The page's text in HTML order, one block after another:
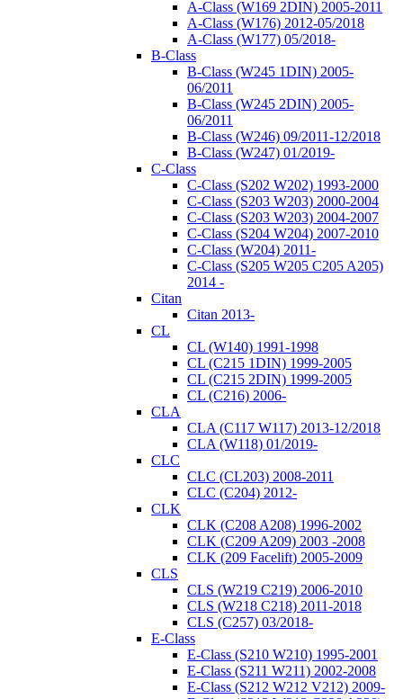
A-Class (W169 2DIN) 2005-2011
A-Class (W176) 2012-05/2018
A-Class (W177) 05/2018-
B-Class
B-Class (W245 1DIN) 2005-
06/2011
B-Class (W245 2DIN) 2005-
06/2011
B-Class (W246) 09/2011-12/2018
B-Class (W247) 01/2019-
C-Class
C-Class (S202 W202) 1993-2000
C-Class (S203 W203) 2000-2004
C-Class (S203 W203) 2004-2007
C-Class (S204 W204) 2007-2010
C-Class (W204) 2011-
C-Class (S205 W205 C205 A205)
2014 -
Citan
Citan 2013-
CL
CL (W140) 1991-1998
CL (C215 1DIN) 1999-2005
CL (C215 2DIN) 1999-2005
CL (C216) 2006-
CLA
CLA (C117 W117) 2013-12/2018
CLA (W118) 01/2019-
CLC
CLC (CL203) 2008-2011
CLC (C204) 2012-
CLK
CLK (C208 A208) 1996-2002
CLK (C209 A209) 2003 -2008
CLK (209 Facelift) 2005-2009
CLS
CLS (W219 C219) 2006-2010
CLS (W218 C218) 2011-2018
CLS (C257) 03/2018-
E-Class
E-Class (S210 W210) 1995-2001
E-Class (S211 W211) 2002-2008
E-Class (S212 W212 V212) 2009-